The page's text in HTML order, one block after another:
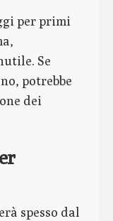
per primi
Se
potrebbe
dei
spesso dal